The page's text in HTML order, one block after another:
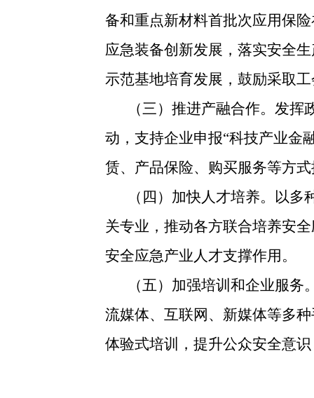
备和重点新材料首批次应用保
应急装备创新发展，落实安全
示范基地培育发展，鼓励采取
（三）推进产融合作。发
动，支持企业申报“科技产业金
赁、产品保险、购买服务等方
（四）加快人才培养。以
关专业，推动各方联合培养安
安全应急产业人才支撑作用。
（五）加强培训和企业服
流媒体、互联网、新媒体等多
体验式培训，提升公众安全意